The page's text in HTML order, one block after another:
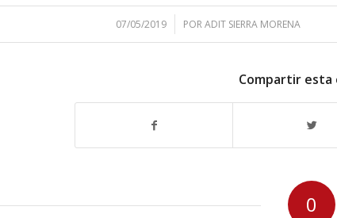
07/05/2019
/ PORADIT SIERRA MORENA
Compartir esta
0